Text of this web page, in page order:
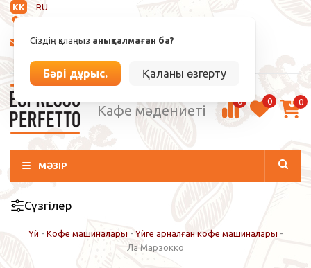
KK
RU
Сіздің қалаңыз анықталмаған ба?
Бәрі дұрыс. Қаланы өзгерту
info@espressoperfetto.kz
Кафе мәдениеті
0 0 0
МӘЗІР
Сүзгілер
Үй - Кофе машиналары - Үйге арналған кофе машиналары -
Ла Марзокко